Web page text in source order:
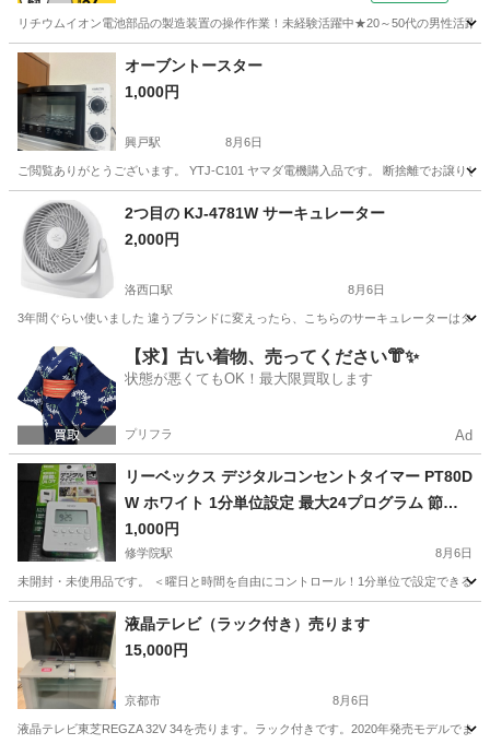
リチウムイオン電池部品の製造装置の操作作業！未経験活躍中★20～50代の男性活
兵庫 南あわじ市 その他
オーブントースター
1,000円
興戸駅 8月6日
ご閲覧ありがとうございます。 YTJ-C101 ヤマダ電機購入品です。 断捨離でお譲り
京都 京田辺市 興戸駅 キッチン家電
2つ目の KJ-4781W サーキュレーター
2,000円
洛西口駅 8月6日
3年間ぐらい使いました 違うブランドに変えったら、こちらのサーキュレーターはタ
京都 京都市 洛西口駅 生活家電 サーキュレーター
【求】古い着物、売ってください👘✨
状態が悪くてもOK！最大限買取します
プリフラ Ad
リーベックス デジタルコンセントタイマー PT80D
W ホワイト 1分単位設定 最大24プログラム 節電
省エネ 不在防犯 屋内用 定格1500W
1,000円
修学院駅 8月6日
未開封・未使用品です。 ＜曜日と時間を自由にコントロール！1分単位で設定できる
京都 京都市 修学院駅 生活家電
液晶テレビ（ラック付き）売ります
15,000円
京都市 8月6日
液晶テレビ東芝REGZA 32V 34を売ります。ラック付きです。2020年発売モデルでま